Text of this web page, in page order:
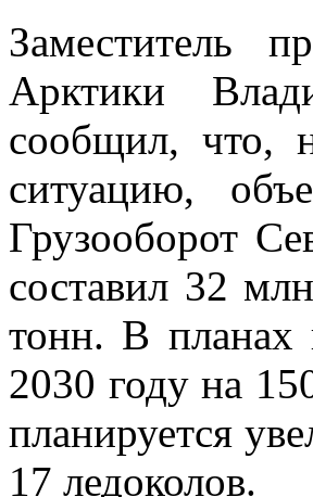
Заместитель
Арктики
сообщил, что,
ситуацию,
Грузооборот
составил 32
тонн. В
2030 году на
планируется
17 ледоколов.